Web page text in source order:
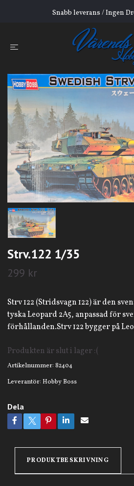
Snabb leverans / Ingen
Strv.122 1/35
299 kr
Strv 122 (Stridsvagn 122) är den
tyska Leopard 2A5, anpassad för
förhållanden.Strv 122 bygger på
Produkten är slut i lager :(
Artikelnummer: 82404
Leverantör: Hobby Boss
Dela
PRODUKTBESKRIVNING